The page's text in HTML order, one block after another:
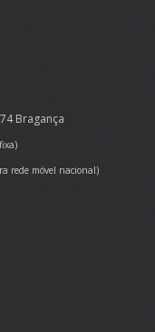
Bragança
rede móvel nacional)